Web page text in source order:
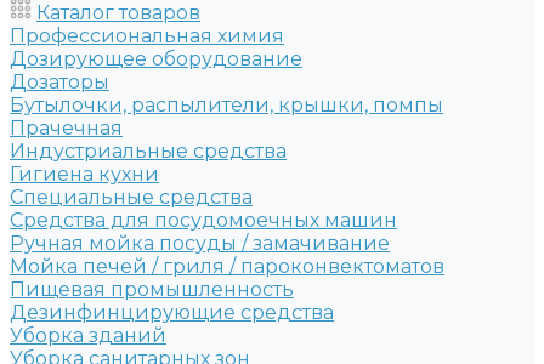
Каталог товаров
Профессиональная химия
Дозирующее оборудование
Дозаторы
Бутылочки, распылители, крышки, помпы
Прачечная
Индустриальные средства
Гигиена кухни
Специальные средства
Средства для посудомоечных машин
Ручная мойка посуды / замачивание
Мойка печей / гриля / пароконвектоматов
Пищевая промышленность
Дезинфинцирующие средства
Уборка зданий
Уборка санитарных зон